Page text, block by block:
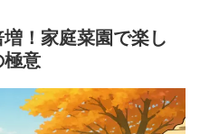
！家庭菜園で楽し
極意